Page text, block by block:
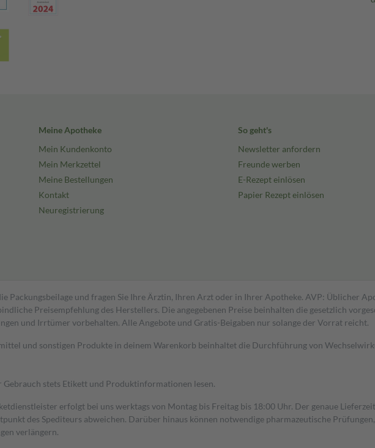
Meine Apotheke
Mein Kundenkonto
Mein Merkzettel
Meine Bestellungen
Kontakt
Neuregistrierung
So geht's
Newsletter anfordern
Freunde werben
E-Rezept einlösen
Papier Rezept einlösen
Packungsbeilage und fragen Sie Ihre Ärztin, Ihren Arzt oder in Ihrer Apotheke. AVP: Üblicher
Preisempfehlung des Herstellers. Die angegebenen Preise beinhalten die gesetzlich
und Irrtümer vorbehalten. Alle Angebote und Gratis-Beigaben nur solange der Vorrat reicht.
und sonstigen Produkte in deinem Warenkorb beinhaltet die Durchführung von
stets Etikett und Produktinformationen lesen.
erfolgt bei uns werktags von Montag bis Freitag bis 18:00 Uhr. Der genaue
des Spediteurs abweichen. Darüber hinaus können notwendige pharmazeutische
verlängern.